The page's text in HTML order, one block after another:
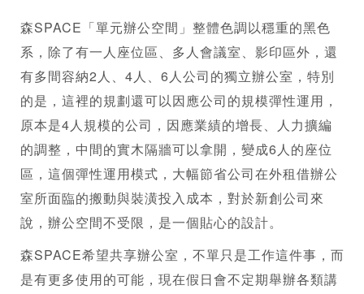
森SPACE「單元辦公空間」整體色調以穩重的黑色
系，除了有一人座位區、多人會議室、影印區外，還
有多間容納2人、4人、6人公司的獨立辦公室，特別
的是，這裡的規劃還可以因應公司的規模彈性運用，
原本是4人規模的公司，因應業績的增長、人力擴編
的調整，中間的實木隔牆可以拿開，變成6人的座位
區，這個彈性運用模式，大幅節省公司在外租借辦公
室所面臨的搬動與裝潢投入成本，對於新創公司來
說，辦公空間不受限，是一個貼心的設計。
森SPACE希望共享辦公室 ，不單只是工作這件事，而
是有更多使用的可能，現在假日會不定期舉辦各類講